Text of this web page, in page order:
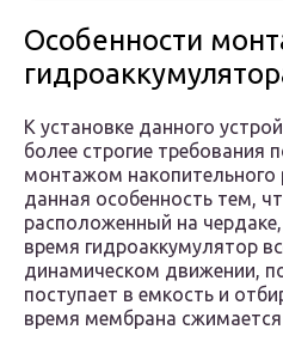
Особенности
К установке данного
более строгие требования
монтажом накопительного
данная особенность тем,
расположенный на
время гидроаккумулятор
динамическом движении,
поступает в емкость и
время мембрана сжимается